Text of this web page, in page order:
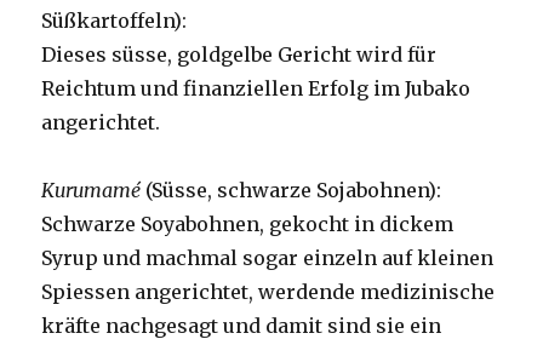
Süßkartoffeln):
Dieses süsse, goldgelbe Gericht wird für
Reichtum und finanziellen Erfolg im Jubako
angerichtet.
Kurumamé(Süsse, schwarze Sojabohnen):
Schwarze Soyabohnen, gekocht in dickem
Syrup und machmal sogar einzeln auf kleinen
Spiessen angerichtet, werdende medizinische
kräfte nachgesagt und damit sind sie ein